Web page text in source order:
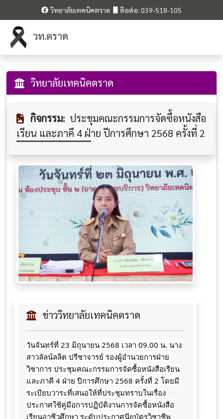
วิทยาลัยเทคนิคตราด ติอต่อ: 039-518-105
วท.ตราด
วิทยาลัยเทคนิคตราด
กิจกรรม: ประชุมคณะกรรมการจัดซื้อหนังสือ
เรียน และภาคี 4 ฝ่าย ปีการศึกษา 2568 ครั้งที่ 2
ข่าววิทยาลัยเทคนิคตราด
วันจันทร์ที่ 23 มิถุนายน 2568 เวลา 09.00 น. นาง
สาวลัลน์ลลิต ปรีชาจารย์ รองผู้อำนวยการฝ่าย
วิชาการ ประชุมคณะกรรมการจัดซื้อหนังสือเรียน
และภาคี 4 ฝ่าย ปีการศึกษา 2568 ครั้งที่ 2 โดยมี
ระเบียบวาระที่เสนอให้ที่ประชุมทราบในเรื่อง
ประกาศใช้คู่มือการปฏิบัติงานการจัดซื้อหนังสือ
เรียนอาชีวศึกษา ระดับประกาศนียบัตรวิชาชีพ